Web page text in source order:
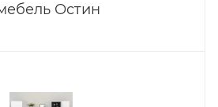
Остин